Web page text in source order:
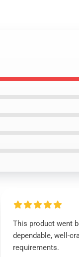
This product went
dependable, well-
requirements.